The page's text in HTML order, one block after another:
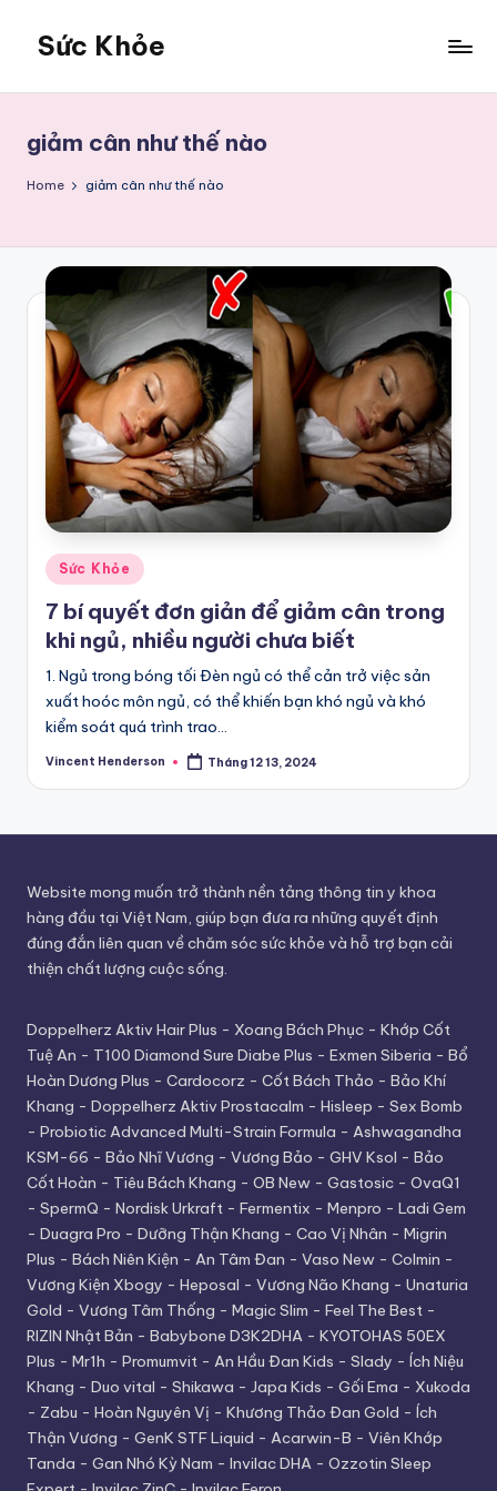
content
Sức Khỏe
giảm cân như thế nào
Home giảm cân như thế nào
Posted
in
Sức Khỏe
7 bí quyết đơn giản để giảm cân trong
khi ngủ, nhiều người chưa biết
1. Ngủ trong bóng tối Đèn ngủ có thể cản trở việc sản
xuất hoóc môn ngủ, có thể khiến bạn khó ngủ và khó
kiểm soát quá trình trao…
Posted
Vincent Henderson Tháng 12 13, 2024
Website mong muốn trở thành nền tảng thông tin y khoa
hàng đầu tại Việt Nam, giúp bạn đưa ra những quyết định
đúng đắn liên quan về chăm sóc sức khỏe và hỗ trợ bạn cải
thiện chất lượng cuộc sống.
Doppelherz Aktiv Hair Plus - Xoang Bách Phục - Khớp Cốt
Tuệ An - T100 Diamond Sure Diabe Plus - Exmen Siberia - Bổ
Hoàn Dương Plus - Cardocorz - Cốt Bách Thảo - Bảo Khí
Khang - Doppelherz Aktiv Prostacalm - Hisleep - Sex Bomb
- Probiotic Advanced Multi-Strain Formula - Ashwagandha
KSM-66 - Bảo Nhĩ Vương - Vương Bảo - GHV Ksol - Bảo
Cốt Hoàn - Tiêu Bách Khang - OB New - Gastosic - OvaQ1
- SpermQ - Nordisk Urkraft - Fermentix - Menpro - Ladi Gem
- Duagra Pro - Dưỡng Thận Khang - Cao Vị Nhân - Migrin
Plus - Bách Niên Kiện - An Tâm Đan - Vaso New - Colmin -
Vương Kiện Xbogy - Heposal - Vương Não Khang - Unaturia
Gold - Vương Tâm Thống - Magic Slim - Feel The Best -
RIZIN Nhật Bản - Babybone D3K2DHA - KYOTOHAS 50EX
Plus - Mr1h - Promumvit - An Hầu Đan Kids - Slady - Ích Niệu
Khang - Duo vital - Shikawa - Japa Kids - Gối Ema - Xukoda
- Zabu - Hoàn Nguyên Vị - Khương Thảo Đan Gold - Ích
Thận Vương - GenK STF Liquid - Acarwin-B - Viên Khớp
Tanda - Gan Nhó Kỳ Nam - Invilac DHA - Ozzotin Sleep